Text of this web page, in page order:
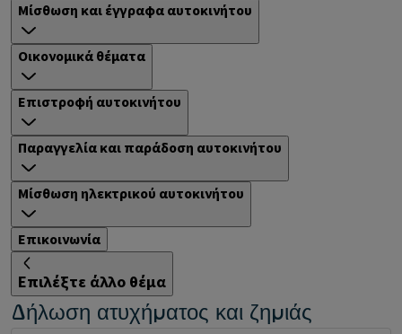
Μίσθωση και έγγραφα αυτοκινήτου
Οικονομικά θέματα
Επιστροφή αυτοκινήτου
Παραγγελία και παράδοση αυτοκινήτου
Μίσθωση ηλεκτρικού αυτοκινήτου
Επικοινωνία
Επιλέξτε άλλο θέμα
Δήλωση ατυχήματος και ζημιάς